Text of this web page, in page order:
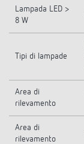
Lampada LED >
8 W
Tipi di lampade
Area di
rilevamento
Area di
rilevamento